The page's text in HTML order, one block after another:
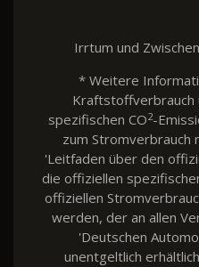
Irrtum und
* Weitere
Kraftstoffverbrauch
spezifischen CO2-
zum Stromverbrauch
'Leitfaden über den
die offiziellen
offiziellen
werden, der an allen
'Deutschen
unentgeltlich